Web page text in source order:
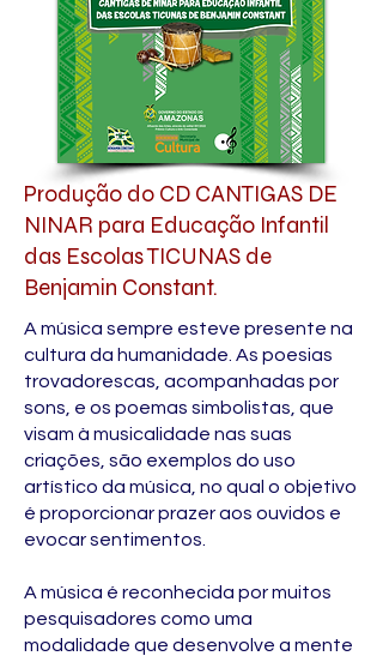
Produção do CD CANTIGAS DE
NINAR para Educação Infantil
das Escolas TICUNAS de
Benjamin Constant.
A música sempre esteve presente na
cultura da humanidade. As poesias
trovadorescas, acompanhadas por
sons, e os poemas simbolistas, que
visam à musicalidade nas suas
criações, são exemplos do uso
artístico da música, no qual o objetivo
é proporcionar prazer aos ouvidos e
evocar sentimentos.
A música é reconhecida por muitos
pesquisadores como uma
modalidade que desenvolve a mente